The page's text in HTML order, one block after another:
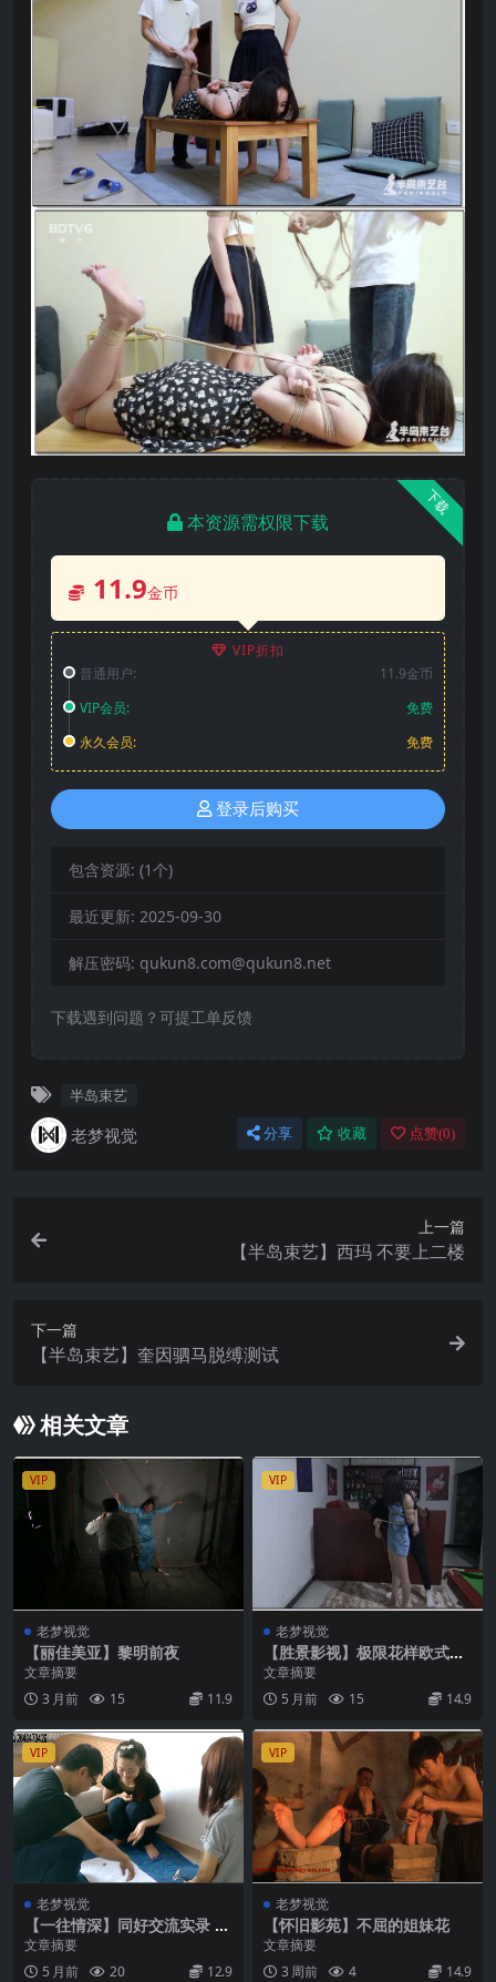
下载
本资源需权限下载
11.9金币
VIP折扣
普通用户:
11.9金币
VIP会员:
免费
永久会员:
免费
登录后购买
包含资源: (1个)
最近更新: 2025-09-30
解压密码: qukun8.com@qukun8.net
下载遇到问题？可提工单反馈
半岛束艺
老梦视觉 分享 收藏 点赞(0)
上一篇
【半岛束艺】西玛 不要上二楼
下一篇
【半岛束艺】奎因驷马脱缚测试
相关文章
VIP
老梦视觉
【丽佳美亚】黎明前夜
文章摘要
3 月前
15 11.9
VIP
老梦视觉
【胜景影视】极限花样欧式捆
绑
文章摘要
5 月前
15 14.9
VIP
老梦视觉
【一往情深】同好交流实录 下
集.
文章摘要
5 月前
20 12.9
VIP
老梦视觉
【怀旧影苑】不屈的姐妹花
文章摘要
3 周前
4 14.9